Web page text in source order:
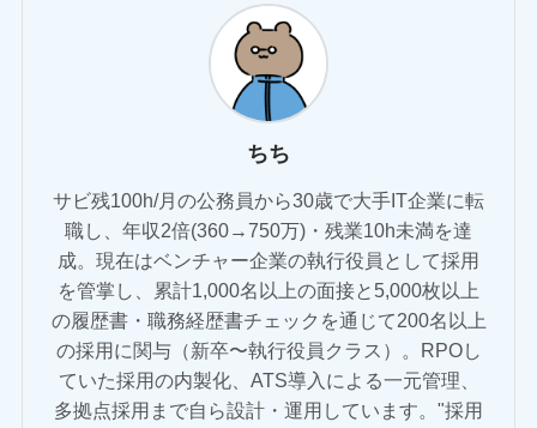
ちち
サビ残100h/月の公務員から30歳で大手IT企業に転
職し、年収2倍(360→750万)・残業10h未満を達
成。現在はベンチャー企業の執行役員として採用
を管掌し、累計1,000名以上の面接と5,000枚以上
の履歴書・職務経歴書チェックを通じて200名以上
の採用に関与（新卒〜執行役員クラス）。RPOし
ていた採用の内製化、ATS導入による一元管理、
多拠点採用まで自ら設計・運用しています。"採用